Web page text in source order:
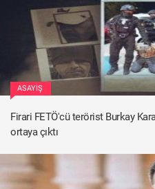
ASAYIŞ
Firari FETÖ'cü terörist Burkay
ortaya çıktı